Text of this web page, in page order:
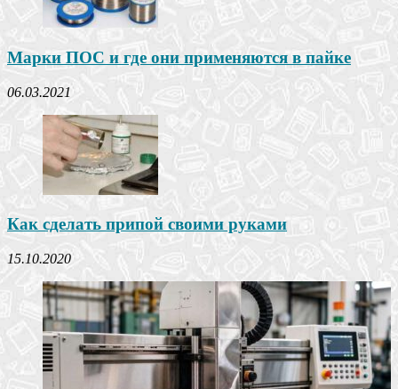
Марки ПОС и где они применяются в пайке
06.03.2021
Как сделать припой своими руками
15.10.2020